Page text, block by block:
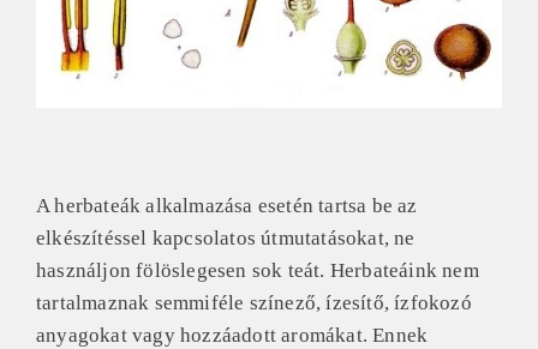
A herbateák alkalmazása esetén tartsa be az
elkészítéssel kapcsolatos útmutatásokat, ne
használjon fölöslegesen sok teát. Herbateáink nem
tartalmaznak semmiféle színező, ízesítő, ízfokozó
anyagokat vagy hozzáadott aromákat. Ennek